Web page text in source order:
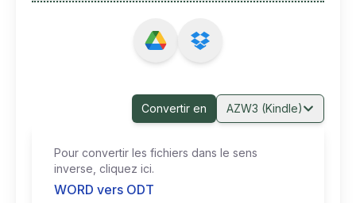
Convertir en AZW3 (Kindle)
Pour convertir les fichiers dans le sens
inverse, cliquez ici.
WORD vers ODT